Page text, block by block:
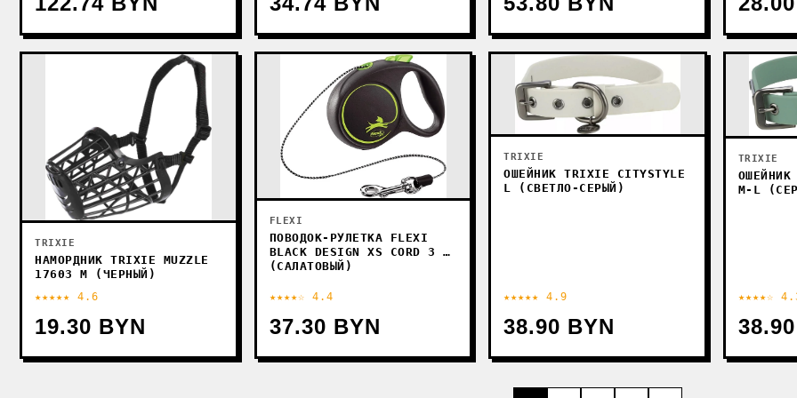
TRIXIE
НАМОРДНИК TRIXIE MUZZLE
17603 M (ЧЕРНЫЙ)
★★★★★ 4.6
19.30 BYN
FLEXI
ПОВОДОК-РУЛЕТКА FLEXI
BLACK DESIGN XS CORD 3 M
(САЛАТОВЫЙ)
★★★★☆ 4.4
37.30 BYN
TRIXIE
ОШЕЙНИК TRIXIE CITYSTYLE
L (СВЕТЛО-СЕРЫЙ)
★★★★★ 4.9
38.90 BYN
TRIXIE
ОШЕЙНИК
M-L
★★★★☆